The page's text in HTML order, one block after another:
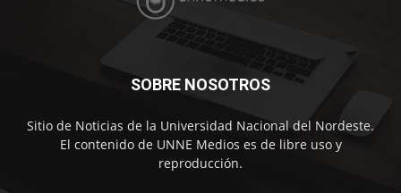
SOBRE NOSOTROS
Sitio de Noticias de la Universidad Nacional del Nordeste.
El contenido de UNNE Medios es de libre uso y
reproducción.